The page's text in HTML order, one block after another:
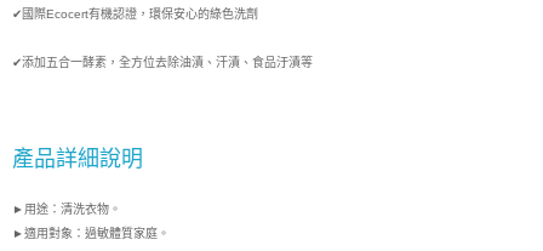
✔國際Ecocert有機認證，環保安心的綠色洗劑
✔添加五合一酵素，全方位去除油漬、汗漬、食品汙漬等
產品詳細說明
►用途：清洗衣物。
►適用對象：過敏體質家庭 。